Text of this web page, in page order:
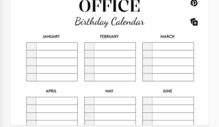
Ausfüllbarer Kalender
Google Docs
2025-2026 Wochenkalender zum
Ausdrucken